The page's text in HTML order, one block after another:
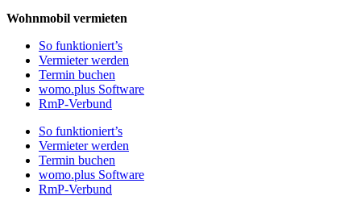
Wohnmobil vermieten
So funktioniert’s
Vermieter werden
Termin buchen
womo.plus Software
RmP-Verbund
So funktioniert’s
Vermieter werden
Termin buchen
womo.plus Software
RmP-Verbund